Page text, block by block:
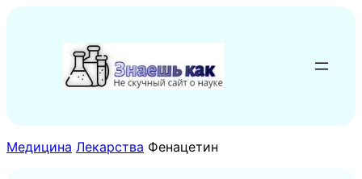
содержимому
Медицина Лекарства Фенацетин